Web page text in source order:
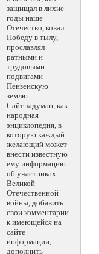
защищал в лихие
годы наше
Отечество, ковал
Победу в тылу,
прославлял
ратными и
трудовыми
подвигами
Пензенскую
землю.
Сайт задуман, как
народная
энциклопедия, в
которую каждый
желающий может
внести известную
ему информацию
об участниках
Великой
Отечественной
войны, добавить
свои комментарии
к имеющейся на
сайте
информации,
дополнить